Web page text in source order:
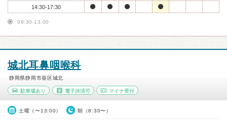
14:30-17:30
09:30-13:00
城北耳鼻咽喉科
静岡県静岡市葵区城北
駐車場あり 電子決済可 マイナ受付
土曜（〜13:00） 朝（8:30〜）